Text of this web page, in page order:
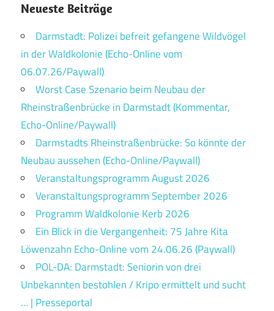
Neueste Beiträge
Darmstadt: Polizei befreit gefangene Wildvögel
in der Waldkolonie (Echo-Online vom
06.07.26/Paywall)
Worst Case Szenario beim Neubau der
Rheinstraßenbrücke in Darmstadt (Kommentar,
Echo-Online/Paywall)
Darmstadts Rheinstraßenbrücke: So könnte der
Neubau aussehen (Echo-Online/Paywall)
Veranstaltungsprogramm August 2026
Veranstaltungsprogramm September 2026
Programm Waldkolonie Kerb 2026
Ein Blick in die Vergangenheit: 75 Jahre Kita
Löwenzahn Echo-Online vom 24.06.26 (Paywall)
POL-DA: Darmstadt: Seniorin von drei
Unbekannten bestohlen / Kripo ermittelt und sucht
… | Presseportal